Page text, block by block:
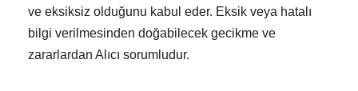
ve eksiksiz olduğunu kabul eder. Eksik veya hatalı
bilgi verilmesinden doğabilecek gecikme ve
zararlardan Alıcı sorumludur.